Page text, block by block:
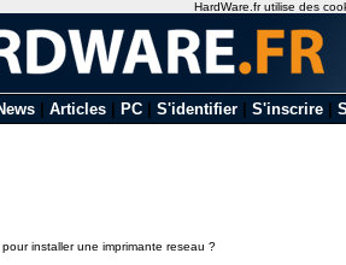
| Articles| PC| S'identifier| S'inscrire|
installer une imprimante reseau ?
HardWare.fr utilise des